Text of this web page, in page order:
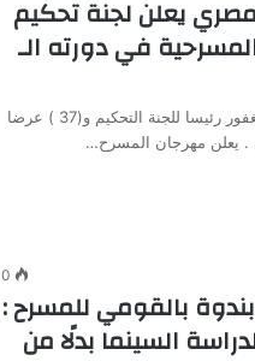
يعلن لجنة تحكيم
في دورته الـ
• الفنان الكبير أشرف عبد الغفور رئيسا للجنة التحكيم و(37 ) عرضا
. يعلن مهرجان المسرح…
0
بالقومي للمسرح :
السينما بدلًا من